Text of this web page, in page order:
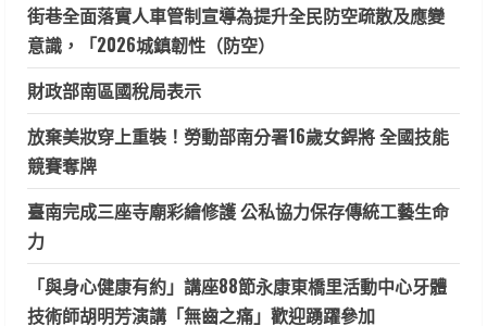
街巷全面落實人車管制宣導為提升全民防空疏散及應變
意識，「2026城鎮韌性（防空）
財政部南區國稅局表示
放棄美妝穿上重裝！勞動部南分署16歲女銲將 全國技能
競賽奪牌
臺南完成三座寺廟彩繪修護 公私協力保存傳統工藝生命
力
「與身心健康有約」講座88節永康東橋里活動中心牙體
技術師胡明芳演講「無齒之痛」歡迎踴躍參加